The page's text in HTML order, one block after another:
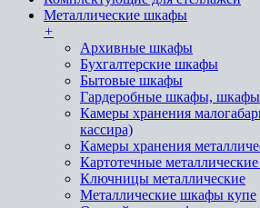
Металлические шкафы
+
Архивные шкафы
Бухгалтерские шкафы
Бытовые шкафы
Гардеробные шкафы, шкафы
Камеры хранения
кассира)
Камеры хранения
Картотечные
Ключницы металлические
Металлические шкафы купе